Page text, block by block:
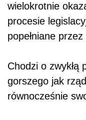
wielokrotnie
procesie
popełniane
Chodzi o zwykłą
gorszego jak
równocześnie